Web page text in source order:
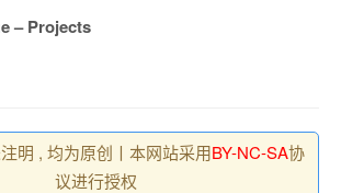
– Projects
明 , 均为原创丨本网站采用BY-NC-SA协
议进行授权